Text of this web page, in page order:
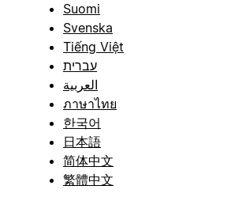
Suomi
Svenska
Tiếng Việt
עברית
العربية
ภาษาไทย
한국어
日本語
简体中文
繁體中文